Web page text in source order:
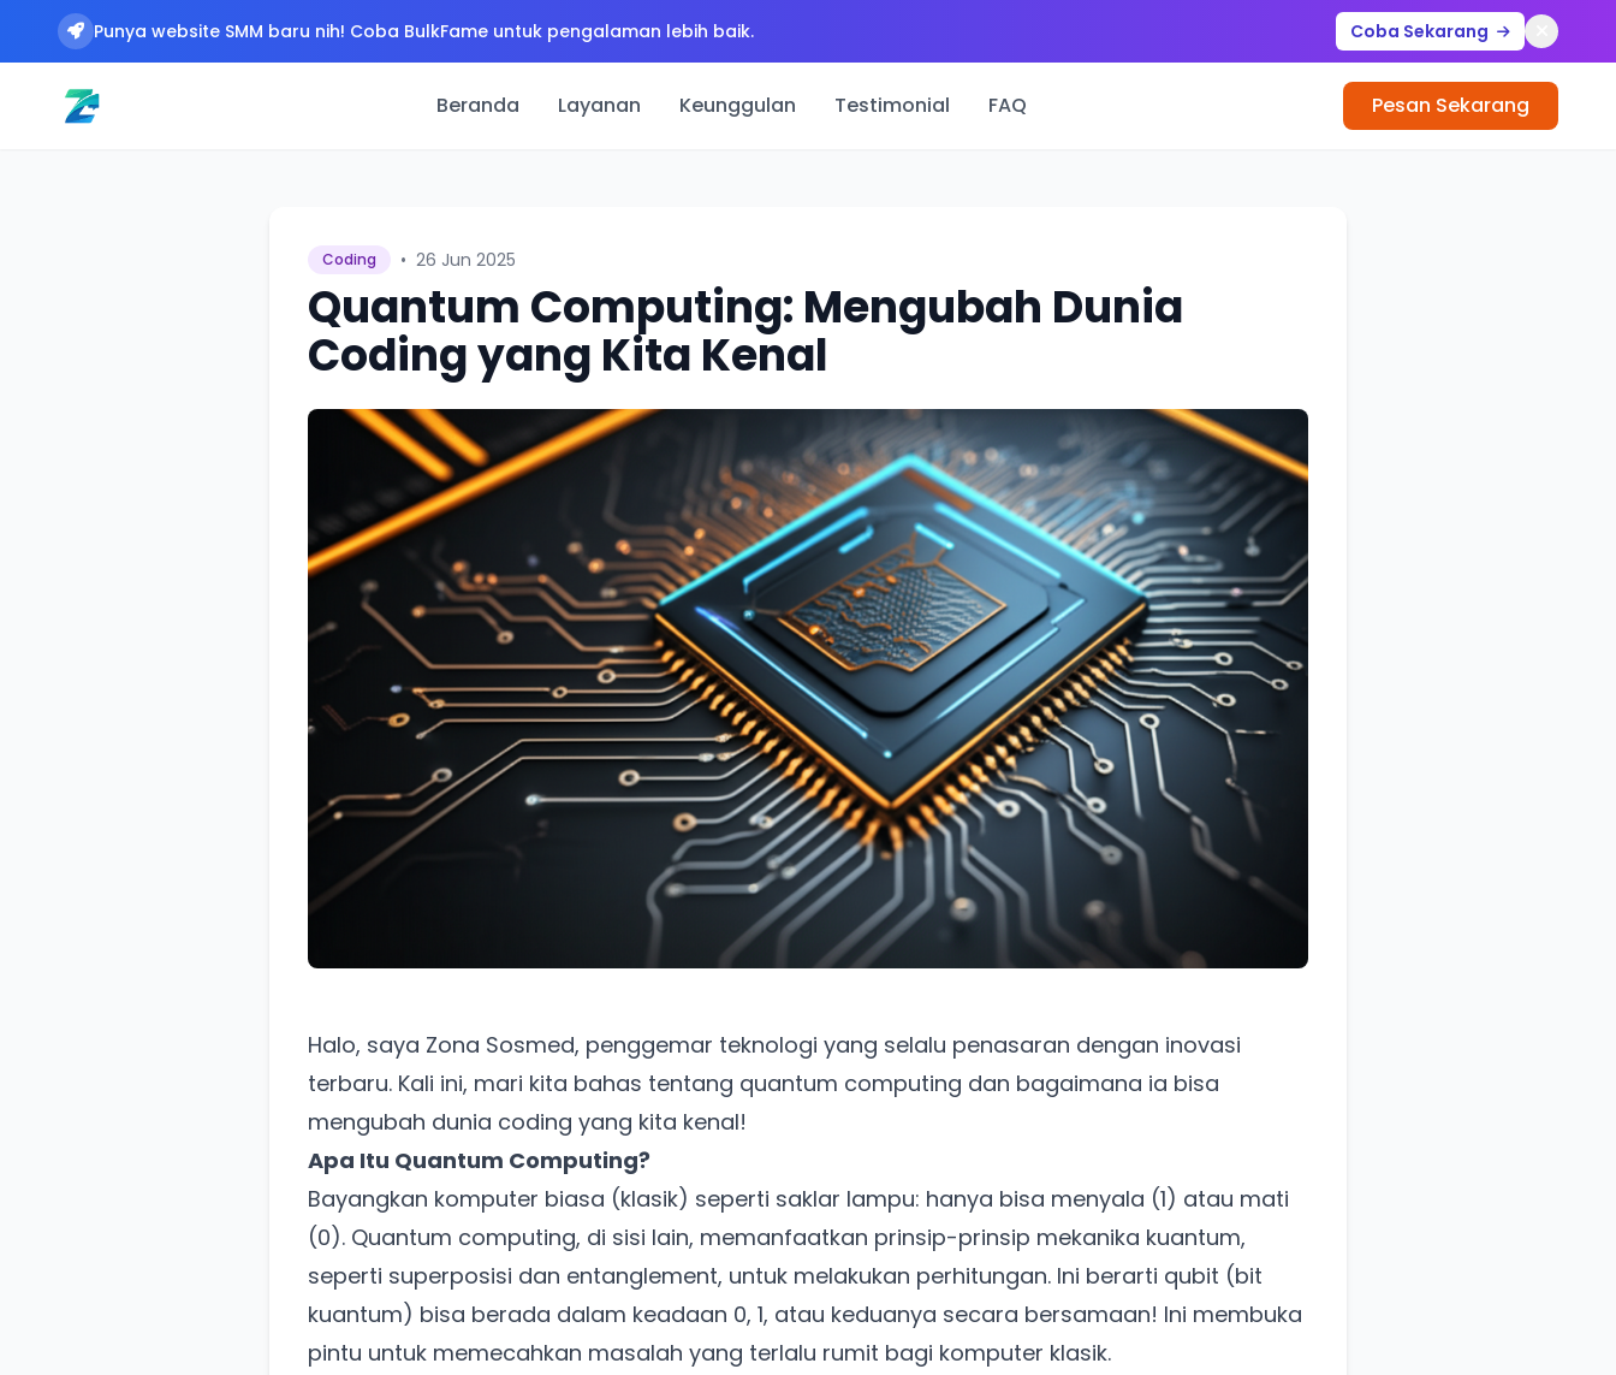
Punya website SMM baru nih! Coba BulkFame untuk pengalaman lebih baik. Coba Sekarang
Beranda Layanan Keunggulan Testimonial FAQ Pesan Sekarang
Coding • 26 Jun 2025
Quantum Computing: Mengubah Dunia
Coding yang Kita Kenal
Halo, saya Zona Sosmed, penggemar teknologi yang selalu penasaran dengan inovasi
terbaru. Kali ini, mari kita bahas tentang quantum computing dan bagaimana ia bisa
mengubah dunia coding yang kita kenal!
Apa Itu Quantum Computing?
Bayangkan komputer biasa (klasik) seperti saklar lampu: hanya bisa menyala (1) atau mati
(0). Quantum computing, di sisi lain, memanfaatkan prinsip-prinsip mekanika kuantum,
seperti superposisi dan entanglement, untuk melakukan perhitungan. Ini berarti qubit (bit
kuantum) bisa berada dalam keadaan 0, 1, atau keduanya secara bersamaan! Ini membuka
pintu untuk memecahkan masalah yang terlalu rumit bagi komputer klasik.